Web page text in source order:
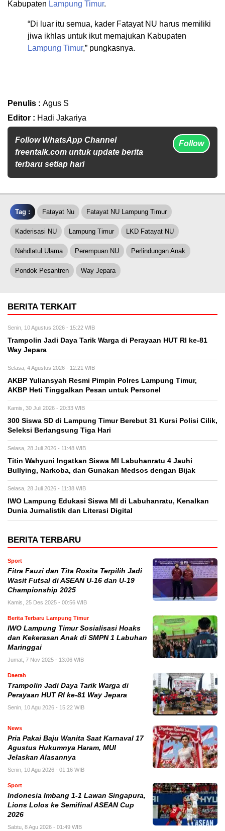
Kabupaten Lampung Timur.
“Di luar itu semua, kader Fatayat NU harus memiliki
jiwa ikhlas untuk ikut memajukan Kabupaten
Lampung Timur,” pungkasnya.
Penulis : Agus S
Editor : Hadi Jakariya
Follow WhatsApp Channel
freentalk.com untuk update berita
terbaru setiap hari
Follow
Tag : Fatayat Nu Fatayat NU Lampung Timur
Kaderisasi NU Lampung Timur LKD Fatayat NU
Nahdlatul Ulama Perempuan NU Perlindungan Anak
Pondok Pesantren Way Jepara
BERITA TERKAIT
Senin, 10 Agustus 2026 - 15:22 WIB
Trampolin Jadi Daya Tarik Warga di Perayaan HUT RI ke-81
Way Jepara
Selasa, 4 Agustus 2026 - 12:21 WIB
AKBP Yuliansyah Resmi Pimpin Polres Lampung Timur,
AKBP Heti Tinggalkan Pesan untuk Personel
Kamis, 30 Juli 2026 - 20:33 WIB
300 Siswa SD di Lampung Timur Berebut 31 Kursi Polisi Cilik,
Seleksi Berlangsung Tiga Hari
Selasa, 28 Juli 2026 - 11:48 WIB
Titin Wahyuni Ingatkan Siswa MI Labuhanratu 4 Jauhi
Bullying, Narkoba, dan Gunakan Medsos dengan Bijak
Selasa, 28 Juli 2026 - 11:38 WIB
IWO Lampung Edukasi Siswa MI di Labuhanratu, Kenalkan
Dunia Jurnalistik dan Literasi Digital
BERITA TERBARU
Sport
Fitra Fauzi dan Tita Rosita Terpilih Jadi
Wasit Futsal di ASEAN U-16 dan U-19
Championship 2025
Kamis, 25 Des 2025 - 00:56 WIB
Berita Terbaru Lampung Timur
IWO Lampung Timur Sosialisasi Hoaks
dan Kekerasan Anak di SMPN 1 Labuhan
Maringgai
Jumat, 7 Nov 2025 - 13:06 WIB
Daerah
Trampolin Jadi Daya Tarik Warga di
Perayaan HUT RI ke-81 Way Jepara
Senin, 10 Agu 2026 - 15:22 WIB
News
Pria Pakai Baju Wanita Saat Karnaval 17
Agustus Hukumnya Haram, MUI
Jelaskan Alasannya
Senin, 10 Agu 2026 - 01:16 WIB
Sport
Indonesia Imbang 1-1 Lawan Singapura,
Lions Lolos ke Semifinal ASEAN Cup
2026
Sabtu, 8 Agu 2026 - 01:49 WIB